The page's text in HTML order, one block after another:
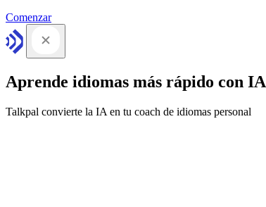
Comenzar
Aprende idiomas más rápido con IA
Talkpal convierte la IA en tu coach de idiomas personal